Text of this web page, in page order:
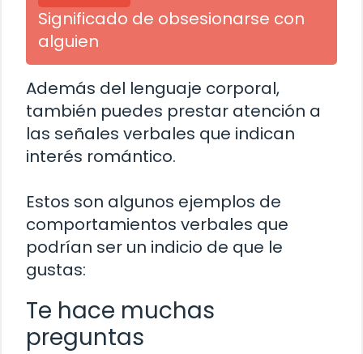
Significado de obsesionarse con
alguien
Además del lenguaje corporal,
también puedes prestar atención a
las señales verbales que indican
interés romántico.
Estos son algunos ejemplos de
comportamientos verbales que
podrían ser un indicio de que le
gustas:
Te hace muchas
preguntas